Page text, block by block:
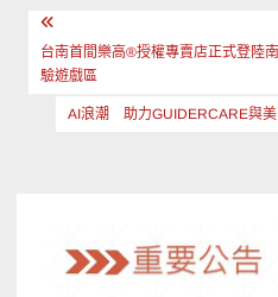
文
章
台南首間樂高®授權專賣店正式登陸
驗遊戲區
AI浪潮 助力GUIDERCARE與